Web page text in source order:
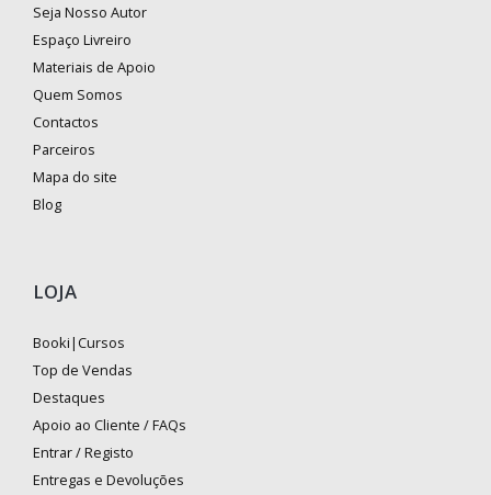
Seja Nosso Autor
Espaço Livreiro
Materiais de Apoio
Quem Somos
Contactos
Parceiros
Mapa do site
Blog
LOJA
Booki|Cursos
Top de Vendas
Destaques
Apoio ao Cliente / FAQs
Entrar / Registo
Entregas e Devoluções